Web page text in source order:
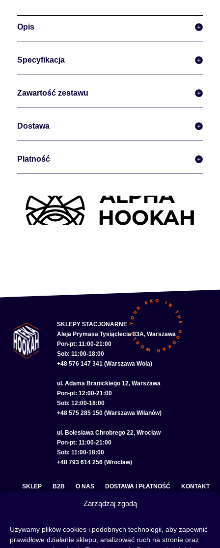
Zarządzaj zgodą
Używamy plików cookies i podobnych technologii, aby zapewnić
prawidłowe działanie sklepu, analizować ruch na stronie oraz
Opis
Specyfikacja
Zawartość zestawu
Dostawa
Platność
SKLEPY STACJONARNE
Aleja Prymasa Tysiąclecia 83A, Warszawa
Pon-pt: 11:00-21:00
Sob: 11:00-18:00
+48 576 147 341 (Warszawa Wola)
ul. Adama Branickiego 12, Warszawa
Pon-pt: 12:00-21:00
Sob: 12:00-18:00
+48 575 285 150 (Warszawa Wilanów)
ul. Bolesława Chrobrego 22, Wrocław
Pon-pt: 11:00-21:00
Sob: 11:00-18:00
+48 793 614 256 (Wrocław)
SKLEP B2B O NAS DOSTAWA I PŁATNOŚĆ KONTAKT
POLITYKA PRYWATNOŚCI